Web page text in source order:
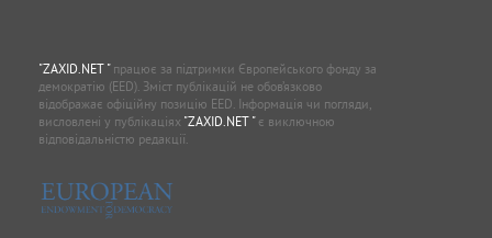
"ZAXID.NET "працює за підтримки Європейського фонду за
демократію (EED). Зміст публікацій не обов’язково
відображає офіційну позицію EED. Інформація чи погляди,
висловлені у публікаціях "ZAXID.NET "є виключною
відповідальністю редакції.